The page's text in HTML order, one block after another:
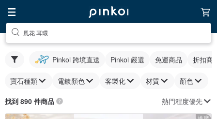
風花 耳環
Pinkoi 跨境直送 Pinkoi 嚴選 免運商品 折扣商
寶石種類 電鍍顏色 客製化 材質 顏色
找到 890 件商品 熱門程度優先